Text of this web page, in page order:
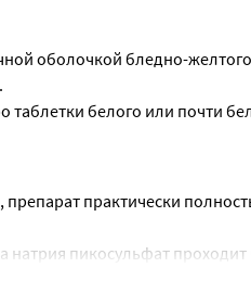
оболочкой бледно-
таблетки белого или почти
практически
натрия пикосульфат